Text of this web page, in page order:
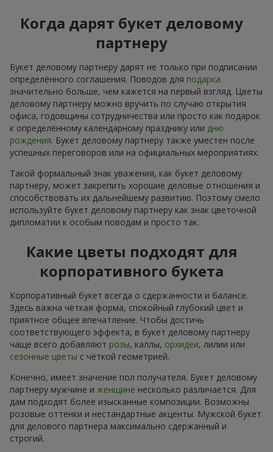
Когда дарят букет деловому
партнеру
Букет деловому партнеру дарят не только при подписании
определённого соглашения. Поводов для подарка
значительно больше, чем кажется на первый взгляд. Цветы
деловому партнеру можно вручить по случаю открытия
офиса, годовщины сотрудничества или просто как подарок
к определённому календарному празднику или дню
рождения. Букет деловому партнеру также уместен после
успешных переговоров или на официальных мероприятиях.
Такой формальный знак уважения, как букет деловому
партнеру, может закрепить хорошие деловые отношения и
способствовать их дальнейшему развитию. Поэтому смело
используйте букет деловому партнеру как знак цветочной
дипломатии к особым поводам и просто так.
Какие цветы подходят для
корпоративного букета
Корпоративный букет всегда о сдержанности и балансе.
Здесь важна чёткая форма, спокойный глубокий цвет и
приятное общее впечатление. Чтобы достичь
соответствующего эффекта, в букет деловому партнеру
чаще всего добавляют розы, каллы, орхидеи, лилии или
сезонные цветы с чёткой геометрией.
Конечно, имеет значение пол получателя. Букет деловому
партнеру мужчине и женщине несколько различается. Для
дам подходят более изысканные композиции. Возможны
розовые оттенки и нестандартные акценты. Мужской букет
для делового партнера максимально сдержанный и
строгий.